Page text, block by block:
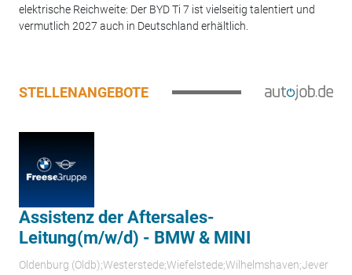
elektrische Reichweite: Der BYD Ti 7 ist vielseitig talentiert und
vermutlich 2027 auch in Deutschland erhältlich.
STELLENANGEBOTE
Assistenz der Aftersales-
Leitung(m/w/d) - BMW & MINI
Oldenburg (Oldb);Westerstede;Wiefelstede;Wilhelmshaven;Jever